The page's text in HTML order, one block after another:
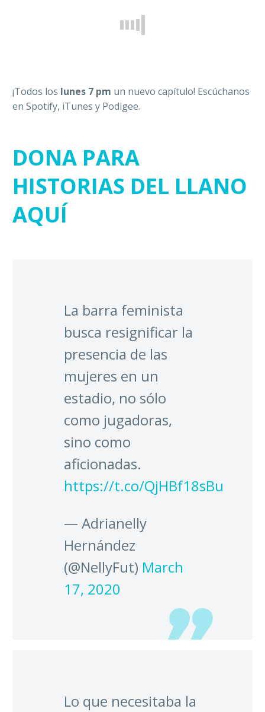
¡Todos los lunes 7 pm un nuevo capítulo! Escúchanos
en Spotify, iTunes y Podigee.
DONA PARA
HISTORIAS DEL LLANO
AQUÍ
La barra feminista
busca resignificar la
presencia de las
mujeres en un
estadio, no sólo
como jugadoras,
sino como
aficionadas.
https://t.co/QjHBf18sBu
— Adrianelly
Hernández
(@NellyFut) March
17, 2020
Lo que necesitaba la